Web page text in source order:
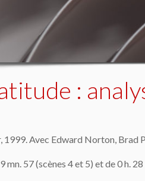
:
1999. Avec Edward Norton, Brad
mn. 57 (scènes 4 et 5) et de 0 h.